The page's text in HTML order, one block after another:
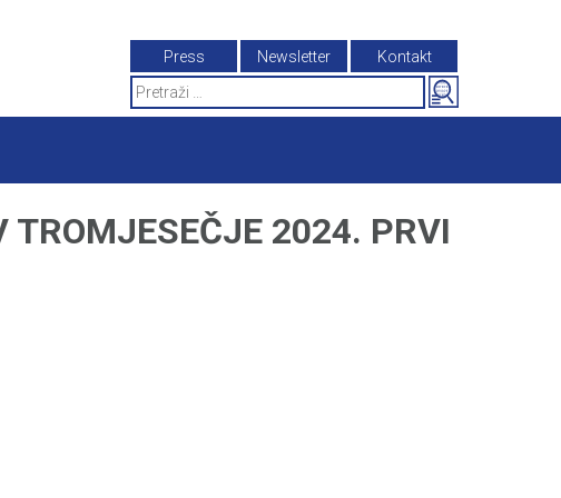
Press Newsletter
Kontakt
Search
for:
TROMJESEČJE 2024. PRVI